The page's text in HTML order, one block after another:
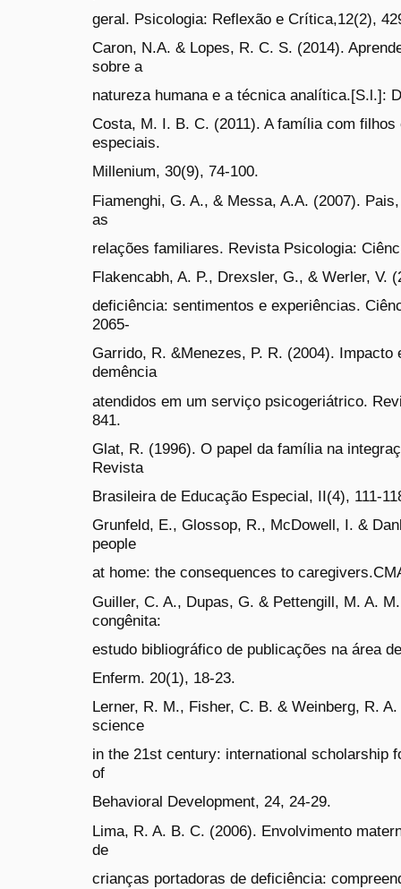
geral. Psicologia: Reflexão e Crítica,12(2),
Caron, N.A. & Lopes, R. C. S. (2014).
sobre a
natureza humana e a técnica analítica.[S.l.]:
Costa, M. I. B. C. (2011). A família com
especiais.
Millenium, 30(9), 74-100.
Fiamenghi, G. A., & Messa, A.A. (2007).
as
relações familiares. Revista Psicologia:
Flakencabh, A. P., Drexsler, G., & Werler, V.
deficiência: sentimentos e experiências.
2065-
Garrido, R. &Menezes, P. R. (2004).
demência
atendidos em um serviço psicogeriátrico.
841.
Glat, R. (1996). O papel da família na
Revista
Brasileira de Educação Especial, II(4), 111-
Grunfeld, E., Glossop, R., McDowell, I. &
people
at home: the consequences to
Guiller, C. A., Dupas, G. & Pettengill, M. A.
congênita:
estudo bibliográfico de publicações na área
Enferm. 20(1), 18-23.
Lerner, R. M., Fisher, C. B. & Weinberg, R.
science
in the 21st century: international scholarship
of
Behavioral Development, 24, 24-29.
Lima, R. A. B. C. (2006). Envolvimento
de
crianças portadoras de deficiência: